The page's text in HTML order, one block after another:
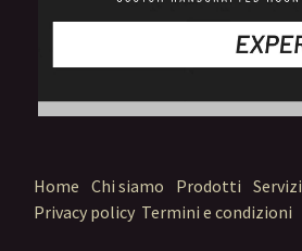
Home Chi siamo Prodotti Servizi
Privacy policy Termini e condizioni